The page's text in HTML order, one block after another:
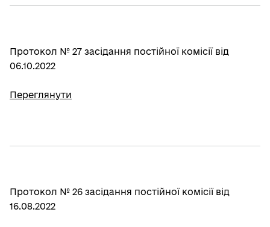
Протокол № 27 засідання постійної комісії від
06.10.2022
Переглянути
Протокол № 26 засідання постійної комісії від
16.08.2022